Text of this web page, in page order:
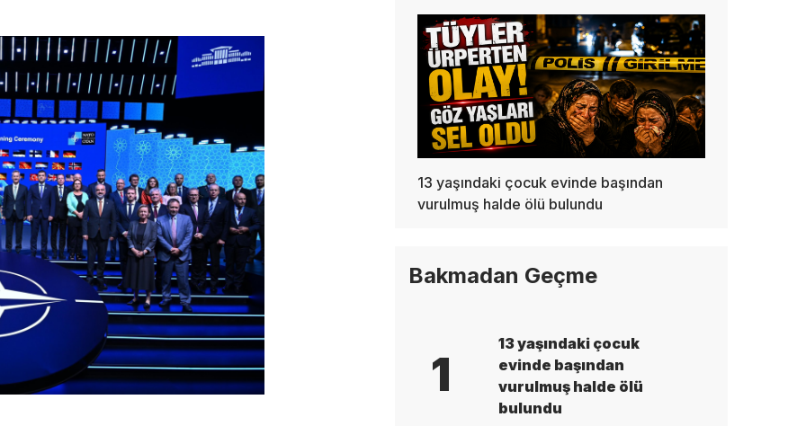
13 yaşındaki çocuk evinde başından
vurulmuş halde ölü bulundu
Bakmadan Geçme
1
13 yaşındaki çocuk
evinde başından
vurulmuş halde ölü
bulundu